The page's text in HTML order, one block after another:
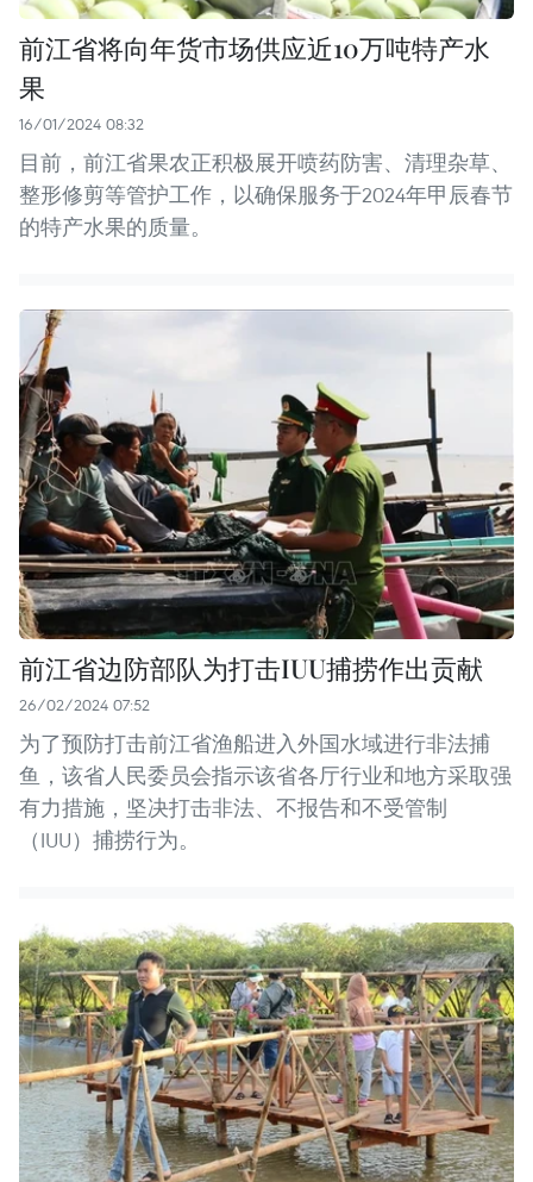
前江省将向年货市场供应近10万吨特产水
果
16/01/2024 08:32
目前，前江省果农正积极展开喷药防害、清理杂草、
整形修剪等管护工作，以确保服务于2024年甲辰春节
的特产水果的质量。
前江省边防部队为打击IUU捕捞作出贡献
26/02/2024 07:52
为了预防打击前江省渔船进入外国水域进行非法捕
鱼，该省人民委员会指示该省各厅行业和地方采取强
有力措施，坚决打击非法、不报告和不受管制
（IUU）捕捞行为。